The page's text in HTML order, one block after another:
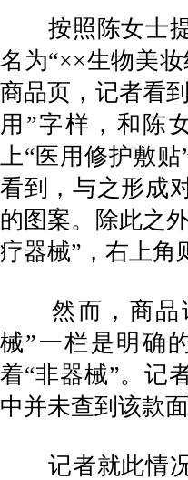
按照陈女士提
名为“××生物美
商品页，记者看
用”字样，和陈
上“医用修护敷
看到，与之形成
的图案。除此之
疗器械”，右上角
然而，商品详
械”一栏是明确
着“非器械”。记
中并未查到该款面
记者就此情况